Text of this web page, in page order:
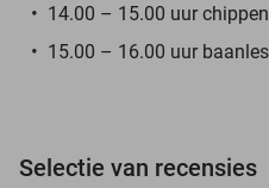
14.00 – 15.00 uur
15.00 – 16.00 uur baanles
Selectie van recensies